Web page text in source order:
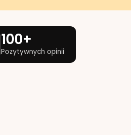
100+
Pozytywnych opinii